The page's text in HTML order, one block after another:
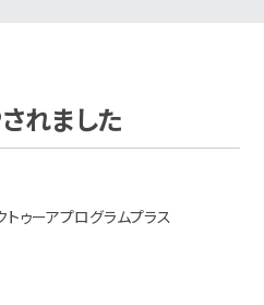
れました
トゥーアプログラムプラス